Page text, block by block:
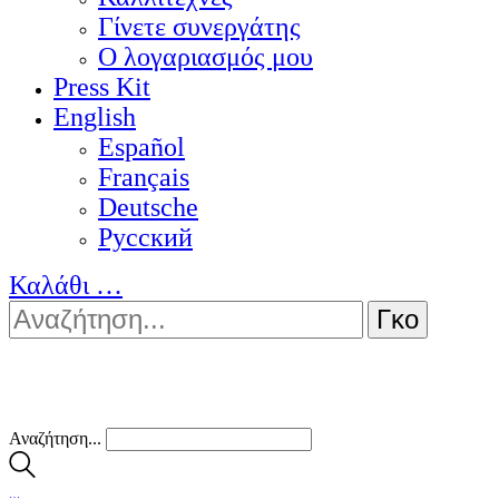
Γίνετε συνεργάτης
Ο λογαριασμός μου
Press Kit
English
Español
Français
Deutsche
Pусский
Καλάθι …
Αναζήτηση...